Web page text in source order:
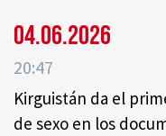
04.06.2026
20:47
Kirguistán da el
de sexo en los